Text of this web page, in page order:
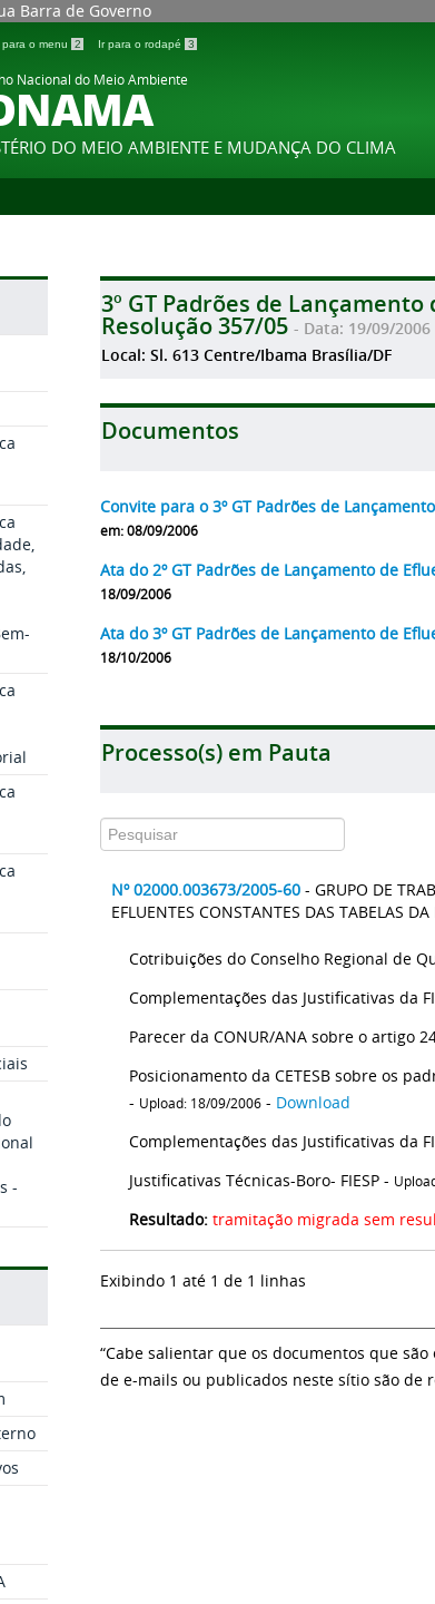
Barra de Governo
para o menu 2 Ir para o rodapé 3
Nacional do Meio Ambiente
DO MEIO AMBIENTE E MUDANÇA DO CLIMA
-
3º GT Padrões de
Resolução 357/05 - Data: 19/09/2006
Local: Sl. 613 Centre/Ibama Brasília/DF
Documentos
Convite para o 3º GT Padrões de
em: 08/09/2006
Ata do 2º GT Padrões de Lançamento de
18/09/2006
Ata do 3º GT Padrões de Lançamento de
18/10/2006
Processo(s) em Pauta
Nº 02000.003673/2005-60 - GRUPO DE
EFLUENTES CONSTANTES DAS TABELAS
Cotribuições do Conselho Regional de
Complementações das Justificativas da
Parecer da CONUR/ANA sobre o artigo
Posicionamento da CETESB sobre os
- Upload: 18/09/2006 - Download
Complementações das Justificativas da
Justificativas Técnicas-Boro- FIESP -
Resultado: tramitação migrada sem
Exibindo 1 até 1 de 1 linhas
“Cabe salientar que os documentos que
de e-mails ou publicados neste sítio são de